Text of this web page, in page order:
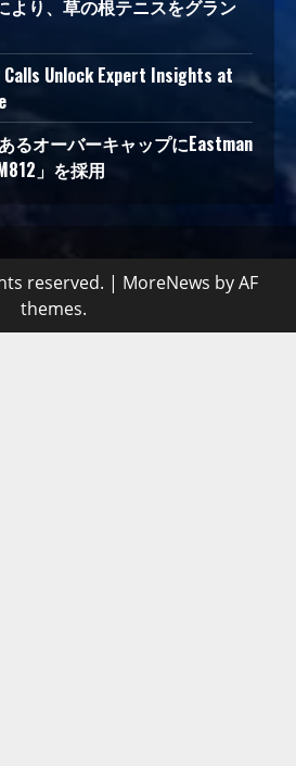
より、草の根テニスをグラン
Calls Unlock Expert Insights at
るオーバーキャップにEastman
」を採用
reserved. | MoreNews by AF
themes.